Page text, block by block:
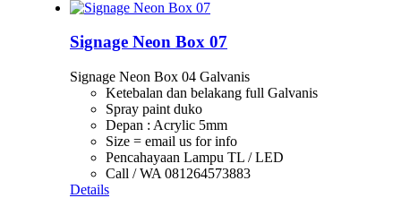
Signage Neon Box 07
Signage Neon Box 04 Galvanis
Ketebalan dan belakang full Galvanis
Spray paint duko
Depan : Acrylic 5mm
Size = email us for info
Pencahayaan Lampu TL / LED
Call / WA 081264573883
Details